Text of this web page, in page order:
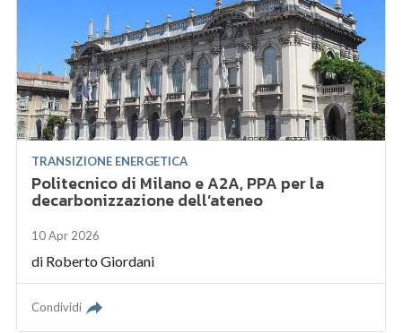
TRANSIZIONE ENERGETICA
Politecnico di Milano e A2A, PPA per la
decarbonizzazione dell’ateneo
10 Apr 2026
di Roberto Giordani
Condividi